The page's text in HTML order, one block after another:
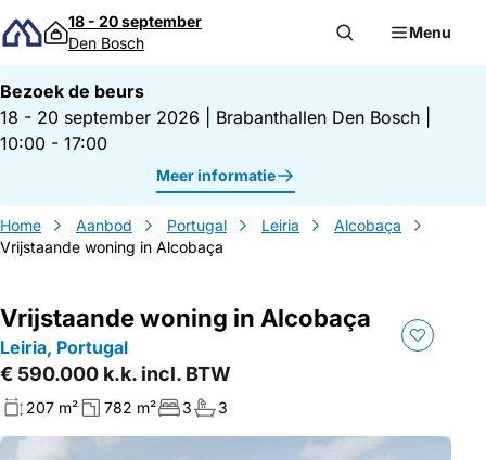
Direct naar inhoud
18 - 20 september
Den Bosch
Menu
Bezoek de beurs
18 - 20 september 2026
Brabanthallen Den Bosch
10:00 - 17:00
Meer informatie
Home Aanbod Portugal Leiria
Alcobaça
Vrijstaande woning in Alcobaça
Vrijstaande woning in Alcobaça
Leiria, Portugal
€ 590.000 k.k. incl. BTW
207 m² 782 m² 3 3